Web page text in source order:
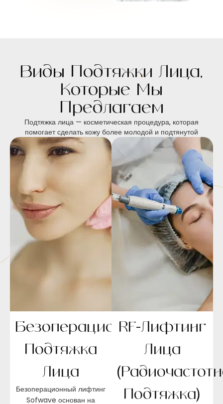
Виды Подтяжки Лица,
Которые Мы
Предлагаем
Подтяжка лица — косметическая процедура, которая
помогает сделать кожу более молодой и подтянутой
Безоперационная
Подтяжка
Лица
Безоперационный лифтинг
Sofwave основан на
RF-Лифтинг
Лица
Подтяжка)